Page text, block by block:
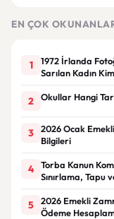
EN ÇOK
1
1972 İrlanda
Sarılan Kadın
2 Okullar Hangi
3
2026 Ocak
Bilgileri
4
Torba Kanun
Sınırlama, Tapu
5
2026 Emekli
Ödeme